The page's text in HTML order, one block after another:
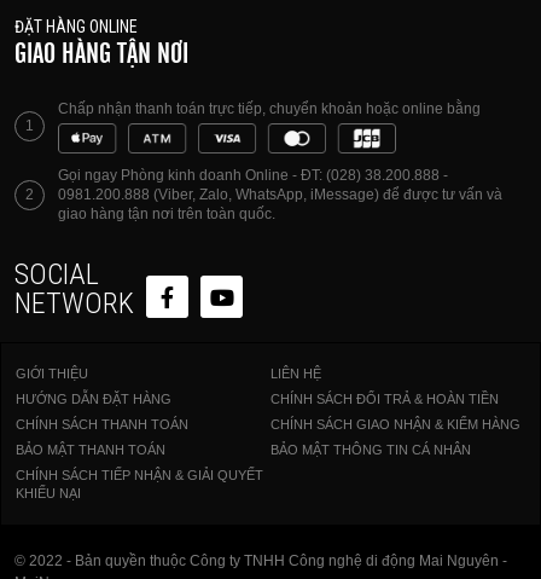
ĐẶT HÀNG ONLINE
GIAO HÀNG TẬN NƠI
1
Chấp nhận thanh toán trực tiếp, chuyển khoản hoặc online bằng
2
Gọi ngay Phòng kinh doanh Online - ĐT: (028) 38.200.888 -
0981.200.888 (Viber, Zalo, WhatsApp, iMessage) để được tư vấn và
giao hàng tận nơi trên toàn quốc.
SOCIAL
NETWORK
GIỚI THIỆU
LIÊN HỆ
HƯỚNG DẪN ĐẶT HÀNG
CHÍNH SÁCH ĐỔI TRẢ & HOÀN TIỀN
CHÍNH SÁCH THANH TOÁN
CHÍNH SÁCH GIAO NHẬN & KIỂM HÀNG
BẢO MẬT THANH TOÁN
BẢO MẬT THÔNG TIN CÁ NHÂN
CHÍNH SÁCH TIẾP NHẬN & GIẢI QUYẾT
KHIẾU NẠI
© 2022 - Bản quyền thuộc Công ty TNHH Công nghệ di động Mai Nguyên -